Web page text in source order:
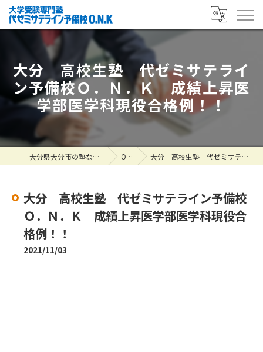
大分 高校生塾 代ゼミサテライ
ン予備校Ｏ．Ｎ．Ｋ 成績上昇医
学部医学科現役合格例！！
大分県大分市の塾なら大学受験専門塾 代ゼミサテライン予備校O.N.K ONK掲示板 大分 高校生塾 代ゼミサテライン予備校Ｏ．Ｎ．Ｋ 成績上昇医学部医学科現役合格例！！
大分 高校生塾 代ゼミサテライン予備校
Ｏ．Ｎ．Ｋ 成績上昇医学部医学科現役合
格例！！
2021/11/03